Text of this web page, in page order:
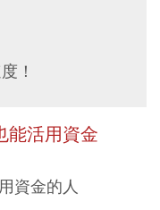
！
能活用資金
資金的人